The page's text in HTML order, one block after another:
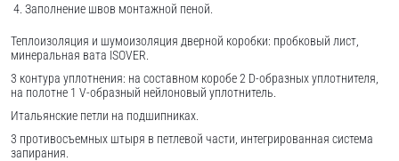
Заполнение швов монтажной пеной.
Теплоизоляция и шумоизоляция дверной коробки: пробковый лист,
минеральная вата ISOVER.
3 контура уплотнения: на составном коробе 2 D-образных уплотнителя,
на полотне 1 V-образный нейлоновый уплотнитель.
Итальянские петли на подшипниках.
3 противосъемных штыря в петлевой части, интегрированная система
запирания.